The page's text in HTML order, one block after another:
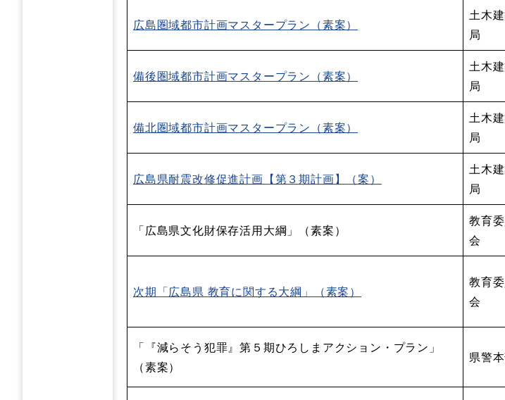
広島圏域都市計画マスタープラン（素案）
土木
局
備後圏域都市計画マスタープラン（素案）
土木
局
備北圏域都市計画マスタープラン（素案）
土木
局
広島県耐震改修促進計画【第３期計画】（案）
土木
局
「広島県文化財保存活用大綱」（素案）
教育
会
次期「広島県 教育に関する大綱」（素案）
教育
会
「『減らそう犯罪』第５期ひろしまアクション・プラン」
（素案）
県警